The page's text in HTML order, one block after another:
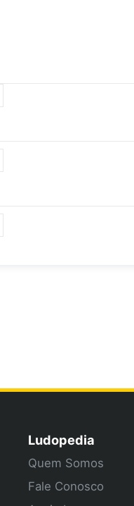
Ludopedia
Quem Somos
Fale Conosco